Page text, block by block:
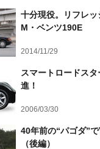
十分現役。リフレッ
M・ベンツ190E
2014/11/29
スマートロードス
進！
2006/03/30
40年前の“パゴダ”
（後編）